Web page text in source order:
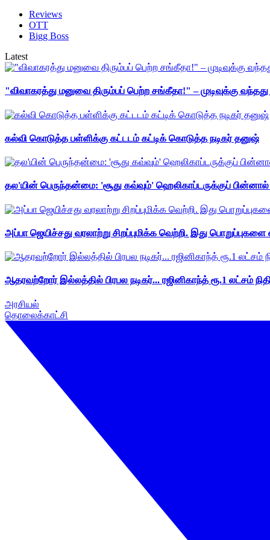
Reviews
OTT
Bigg Boss
Latest
"விவாகரத்து மனுவை திரும்பப் பெற்ற சங்கீதா!" – முடிவுக்கு
கல்வி கொடுத்த பள்ளிக்கு கட்டடம் கட்டிக் கொடுத்த நடிகர் தனுஷ்
தல'யின் பெருந்தன்மை: 'சூது கவ்வும்' ஹெலிகாப்டருக்குப்
அப்பா ஜெயிச்சது வரலாற்று சிறப்புமிக்க வெற்றி. இது
ஆதரவற்றோர் இல்லத்தில் பிரபல நடிகர்... ரஜினிகாந்த் ரூ.1 லட்சம்
அரசியல்
தொலைக்காட்சி